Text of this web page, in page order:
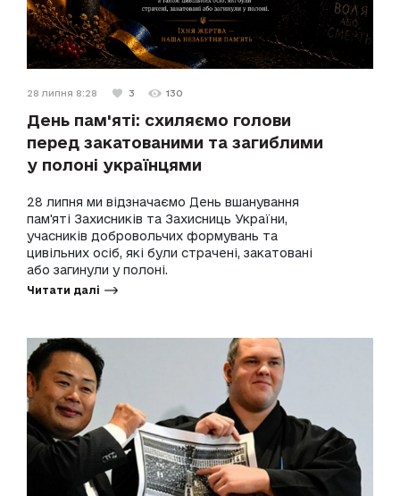
28 липня 8:28 3 130
День пам'яті: схиляємо голови
перед закатованими та загиблими
у полоні українцями
28 липня ми відзначаємо День вшанування
пам'яті Захисників та Захисниць України,
учасників добровольчих формувань та
цивільних осіб, які були страчені, закатовані
або загинули у полоні.
Читати далі